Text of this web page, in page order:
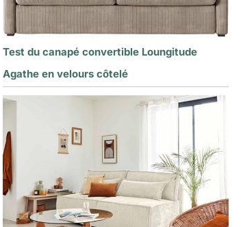
Test du canapé convertible Loungitude
Agathe en velours côtelé